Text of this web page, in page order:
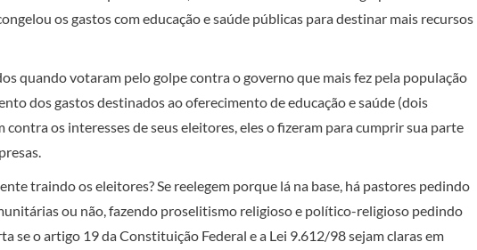
os gastos com educação e saúde públicas para destinar mais recursos
quando votaram pelo golpe contra o governo que mais fez pela população
dos gastos destinados ao oferecimento de educação e saúde (dois
os interesses de seus eleitores, eles o fizeram para cumprir sua parte
traindo os eleitores? Se reelegem porque lá na base, há pastores pedindo
ou não, fazendo proselitismo religioso e político-religioso pedindo
se o artigo 19 da Constituição Federal e a Lei 9.612/98 sejam claras em